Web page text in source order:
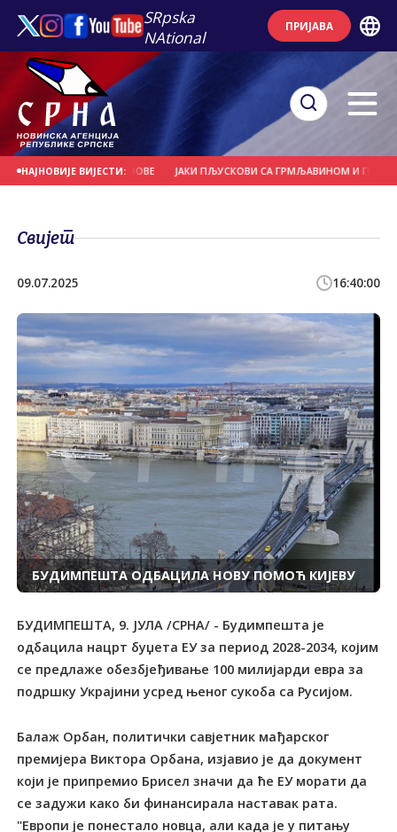
SRpska
NAtional
ПРИЈАВА
НАЈНОВИЈЕ ВИЈЕСТИ:
И НОСИЛА КРОВОВЕ ЈАКИ ПЉУСКОВИ СА ГРМЉАВИНОМ И ГРАДОМ У
Свијет
09.07.2025 16:40:00
БУДИМПЕШТА ОДБАЦИЛА НОВУ ПОМОЋ КИЈЕВУ
БУДИМПЕШТА, 9. ЈУЛА /СРНА/ - Будимпешта је
одбацила нацрт буџета ЕУ за период 2028-2034, којим
се предлаже обезбјеђивање 100 милијарди евра за
подршку Украјини усред њеног сукоба са Русијом.
Балаж Орбан, политички савјетник мађарског
премијера Виктора Орбана, изјавио је да документ
који је припремио Брисел значи да ће ЕУ морати да
се задужи како би финансирала наставак рата.
"Европи је понестало новца, али када је у питању